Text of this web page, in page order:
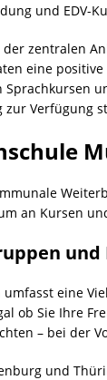
und EDV-
zentralen
eine
Verfügung
an Kursen
und
eine
ob Sie Ihre
– bei der
und